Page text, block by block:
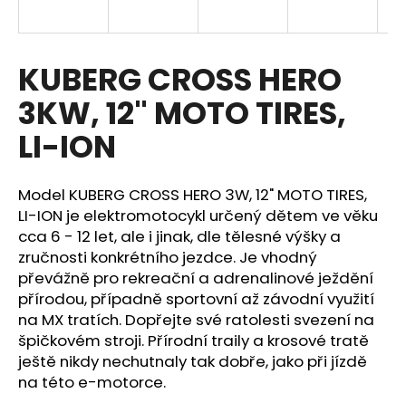
KUBERG CROSS HERO
3KW, 12" MOTO TIRES,
LI-ION
Model KUBERG CROSS HERO 3W, 12" MOTO TIRES,
LI-ION je elektromotocykl určený dětem ve věku
cca 6 - 12 let, ale i jinak, dle tělesné výšky a
zručnosti konkrétního jezdce. Je vhodný
převážně pro rekreační a adrenalinové ježdění
přírodou, případně sportovní až závodní využití
na MX tratích. Dopřejte své ratolesti svezení na
špičkovém stroji. Přírodní traily a krosové tratě
ještě nikdy nechutnaly tak dobře, jako při jízdě
na této e-motorce.
í
t
?
HLEDAT
D
o
p
o
r
u